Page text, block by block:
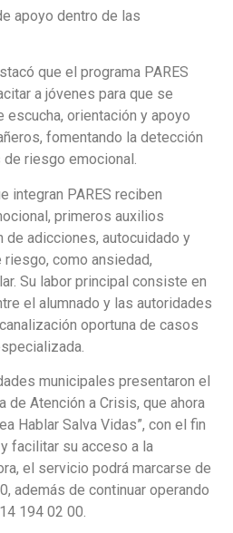
apoyo dentro de las
que el programa PARES
a jóvenes para que se
escucha, orientación y apoyo
fomentando la detección
riesgo emocional.
integran PARES reciben
primeros auxilios
adicciones, autocuidado y
como ansiedad,
Su labor principal consiste en
el alumnado y las autoridades
oportuna de casos
municipales presentaron el
de Atención a Crisis, que ahora
Hablar Salva Vidas”, con el fin
facilitar su acceso a la
el servicio podrá marcarse de
además de continuar operando
194 02 00.